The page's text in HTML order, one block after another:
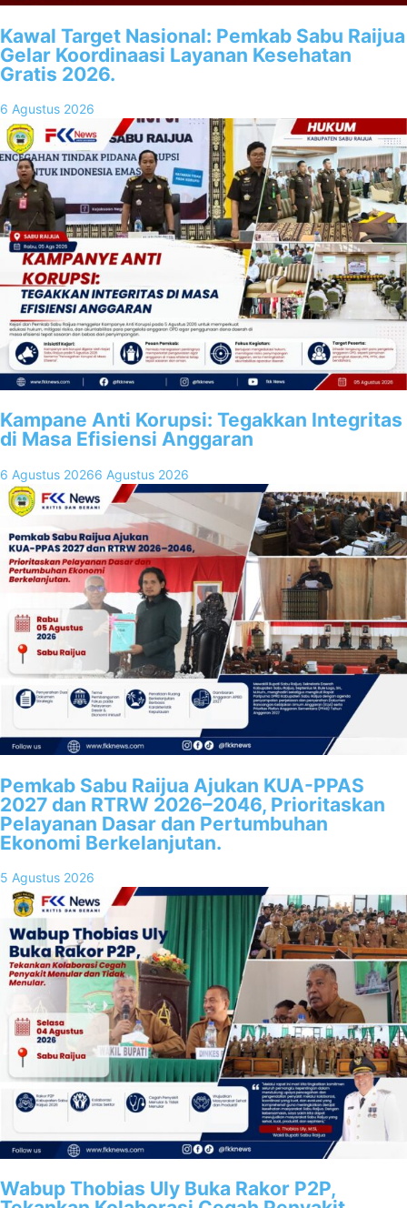
Kawal Target Nasional: Pemkab Sabu Raijua
Gelar Koordinaasi Layanan Kesehatan
Gratis 2026.
6 Agustus 2026
Kampane Anti Korupsi: Tegakkan Integritas
di Masa Efisiensi Anggaran
6 Agustus 20266 Agustus 2026
Pemkab Sabu Raijua Ajukan KUA-PPAS
2027 dan RTRW 2026–2046, Prioritaskan
Pelayanan Dasar dan Pertumbuhan
Ekonomi Berkelanjutan.
5 Agustus 2026
Wabup Thobias Uly Buka Rakor P2P,